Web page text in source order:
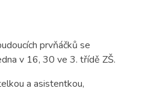
prvňáčků se
v 16, 30 ve 3. třídě ZŠ.
a asistentkou,